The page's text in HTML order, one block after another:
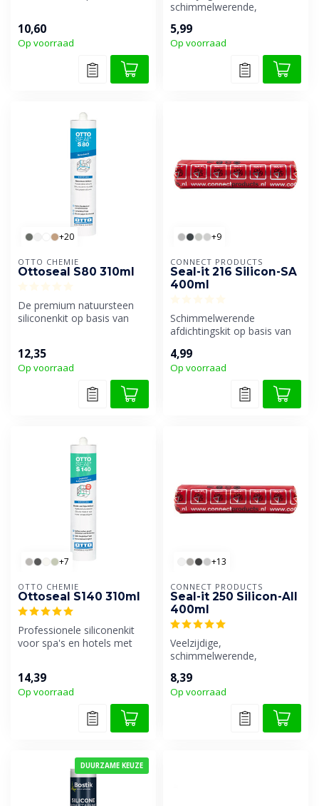
10,60
Op voorraad
schimmelwerende,
uithardende siliconenki...
5,99
Op voorraad
+20
OTTO CHEMIE
Ottoseal S80 310ml
De premium natuursteen
siliconenkit op basis van
12,35
Op voorraad
+9
CONNECT PRODUCTS
Seal-it 216 Silicon-SA
400ml
Schimmelwerende
afdichtingskit op basis van
geschikt voor...
4,99
Op voorraad
+7
OTTO CHEMIE
Ottoseal S140 310ml
Professionele siliconenkit
voor spa's en hotels met
14,39
Op voorraad
+13
CONNECT PRODUCTS
Seal-it 250 Silicon-All
400ml
Veelzijdige,
schimmelwerende,
uithardende siliconenki...
8,39
Op voorraad
DUURZAME KEUZE